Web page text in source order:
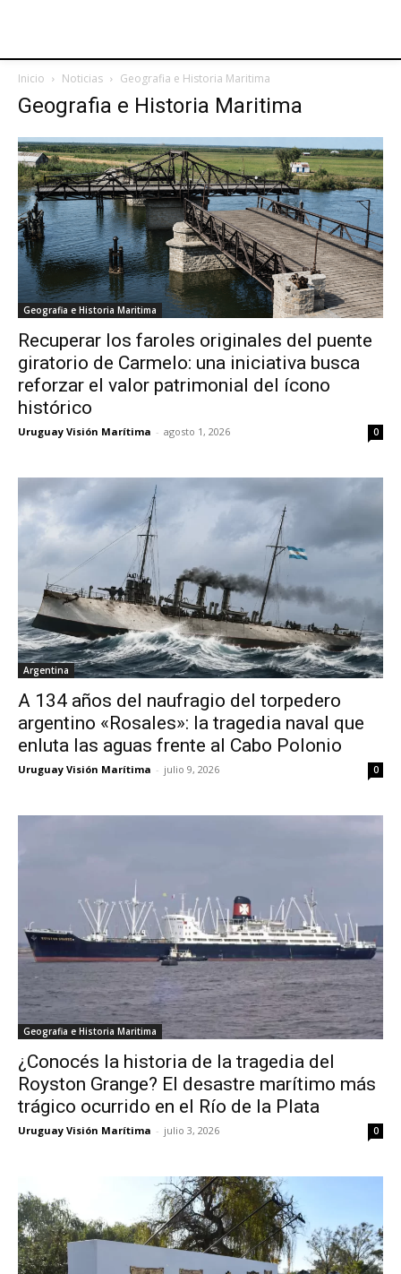
Inicio Noticias Geografia e Historia Maritima
Geografia e Historia Maritima
Geografia e Historia Maritima
Recuperar los faroles originales del puente
giratorio de Carmelo: una iniciativa busca
reforzar el valor patrimonial del ícono
histórico
Uruguay Visión Marítima - agosto 1, 2026 0
Argentina
A 134 años del naufragio del torpedero
argentino «Rosales»: la tragedia naval que
enluta las aguas frente al Cabo Polonio
Uruguay Visión Marítima - julio 9, 2026 0
Geografia e Historia Maritima
¿Conocés la historia de la tragedia del
Royston Grange? El desastre marítimo más
trágico ocurrido en el Río de la Plata
Uruguay Visión Marítima - julio 3, 2026 0